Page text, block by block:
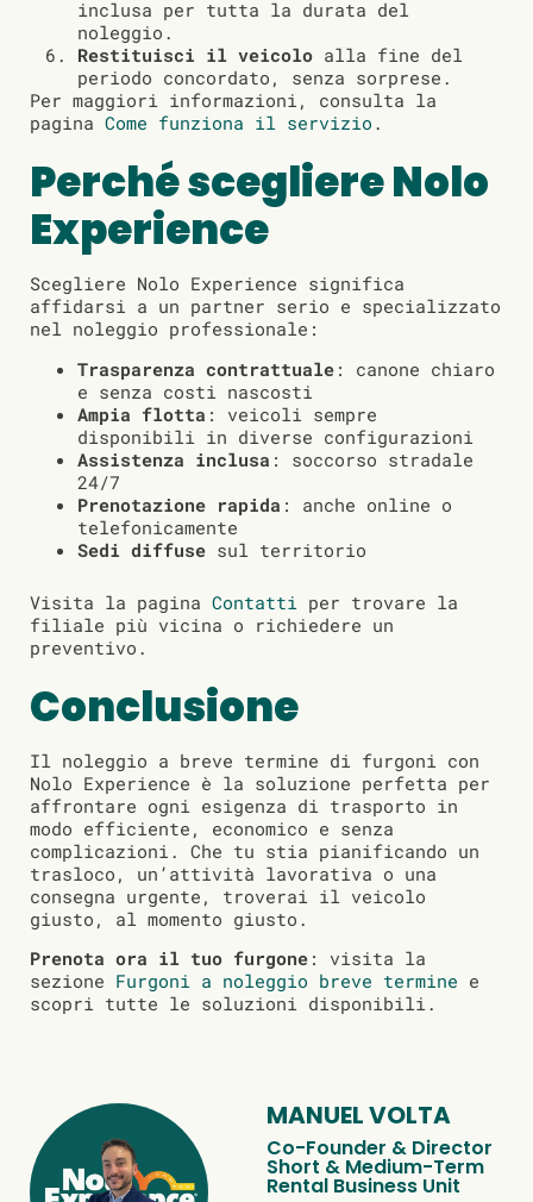
inclusa per tutta la durata del
noleggio.
Restituisci il veicolo alla fine del
periodo concordato, senza sorprese.
Per maggiori informazioni, consulta la
pagina Come funziona il servizio .
Perché scegliere Nolo
Experience
Scegliere Nolo Experience significa
affidarsi a un partner serio e specializzato
nel noleggio professionale:
Trasparenza contrattuale : canone chiaro
e senza costi nascosti
Ampia flotta : veicoli sempre
disponibili in diverse configurazioni
Assistenza inclusa : soccorso stradale
24/7
Prenotazione rapida : anche online o
telefonicamente
Sedi diffuse sul territorio
Visita la pagina Contatti per trovare la
filiale più vicina o richiedere un
preventivo.
Conclusione
Il noleggio a breve termine di furgoni con
Nolo Experience è la soluzione perfetta per
affrontare ogni esigenza di trasporto in
modo efficiente, economico e senza
complicazioni. Che tu stia pianificando un
trasloco, un’attività lavorativa o una
consegna urgente, troverai il veicolo
giusto, al momento giusto.
Prenota ora il tuo furgone : visita la
sezione Furgoni a noleggio breve termine e
scopri tutte le soluzioni disponibili.
MANUEL VOLTA
Co-Founder & Director
Short & Medium-Term
Rental Business Unit